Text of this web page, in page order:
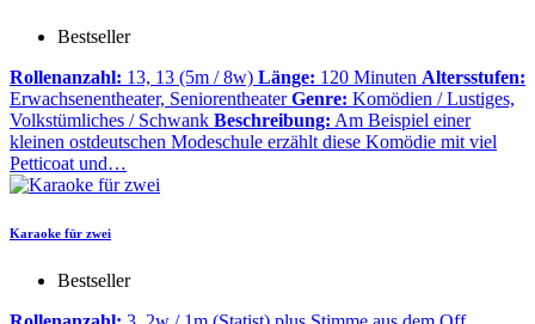
Bestseller
Rollenanzahl: 13, 13 (5m / 8w) Länge: 120 Minuten Altersstufen:
Erwachsenentheater, Seniorentheater Genre: Komödien / Lustiges,
Volkstümliches / Schwank Beschreibung: Am Beispiel einer
kleinen ostdeutschen Modeschule erzählt diese Komödie mit viel
Petticoat und…
Karaoke für zwei
Bestseller